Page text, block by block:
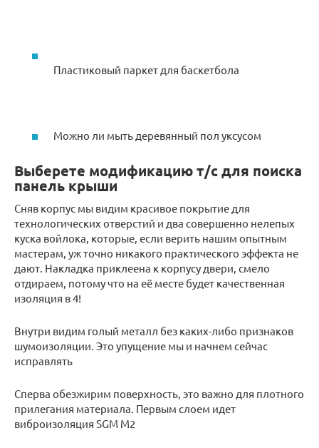
Пластиковый паркет для баскетбола
Можно ли мыть деревянный пол уксусом
Выберете модификацию т/с для поиска
панель крыши
Сняв корпус мы видим красивое покрытие для
технологических отверстий и два совершенно нелепых
куска войлока, которые, если верить нашим опытным
мастерам, уж точно никакого практического эффекта не
дают. Накладка приклеена к корпусу двери, смело
отдираем, потому что на её месте будет качественная
изоляция в 4!
Внутри видим голый металл без каких-либо признаков
шумоизоляции. Это упущение мы и начнем сейчас
исправлять
Сперва обезжирим поверхность, это важно для плотного
прилегания материала. Первым слоем идет
виброизоляция SGM M2